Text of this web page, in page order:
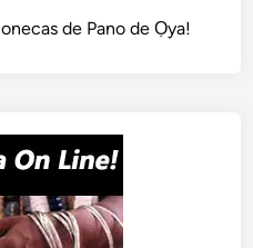
de Pano de Ọya!